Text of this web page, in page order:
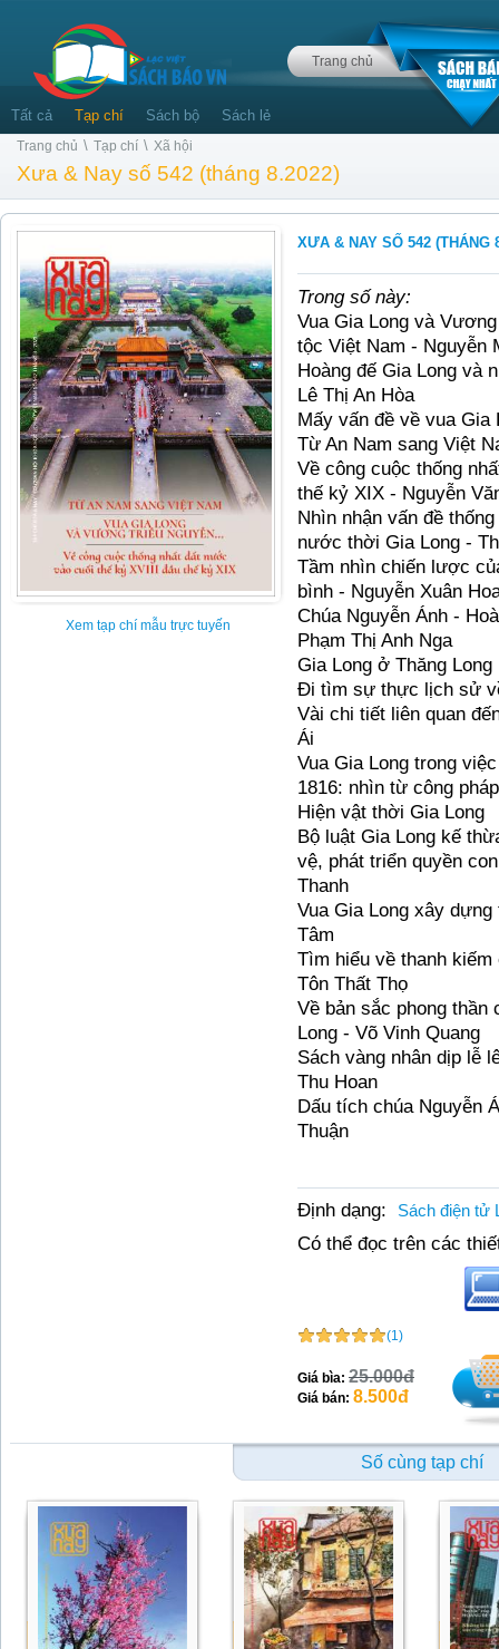
Trang chủ
Tất cả Tạp chí Sách bộ Sách lẻ
Trang chủ \ Tạp chí \ Xã hội
Xưa & Nay số 542 (tháng 8.2022)
Xem tạp chí mẫu trực tuyến
XƯA & NAY SỐ 542 (THÁNG
Trong số này:
Vua Gia Long và
tộc Việt Nam - Nguyễn
Hoàng đế Gia Long và
Lê Thị An Hòa
Mấy vấn đề về vua Gia
Từ An Nam sang Việt
Về công cuộc thống nhấ
thế kỷ XIX - Nguyễn
Nhìn nhận vấn đề thố
nước thời Gia Long -
Tầm nhìn chiến lược củ
bình - Nguyễn Xuân
Chúa Nguyễn Ánh - Hoà
Phạm Thị Anh Nga
Gia Long ở Thăng
Đi tìm sự thực lịch sử v
Vài chi tiết liên quan đế
Ái
Vua Gia Long trong việ
1816: nhìn từ công phá
Hiện vật thời Gia Long
Bộ luật Gia Long kế thừ
vệ, phát triển quyền
Thanh
Vua Gia Long xây dựng
Tâm
Tìm hiểu về thanh kiếm
Tôn Thất Thọ
Về bản sắc phong thần
Long - Võ Vinh Quang
Sách vàng nhân dịp lễ
Thu Hoan
Dấu tích chúa Nguyễn Á
Thuận
Định dạng: Sách điện tử
Có thể đọc trên các
(1)
Giá bìa: 25.000đ
Giá bán: 8.500đ
Số cùng tạp chí